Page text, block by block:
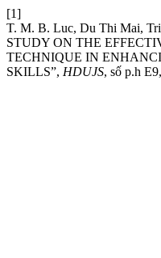
[1]
T. M. B. Luc, Du Thi Mai,
STUDY ON THE
TECHNIQUE IN
SKILLS”, HDUJS, số p.h